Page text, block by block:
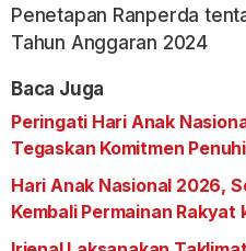
Penetapan Ranperda
Tahun Anggaran 2024
Baca Juga
Peringati Hari Anak
Tegaskan Komitmen
Hari Anak Nasional 2026,
Kembali Permainan Rakyat